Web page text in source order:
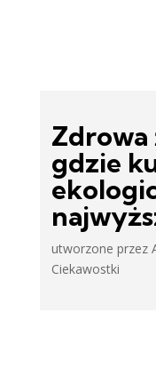
Zdrowa
gdzie
utworzone przez
Ciekawostki